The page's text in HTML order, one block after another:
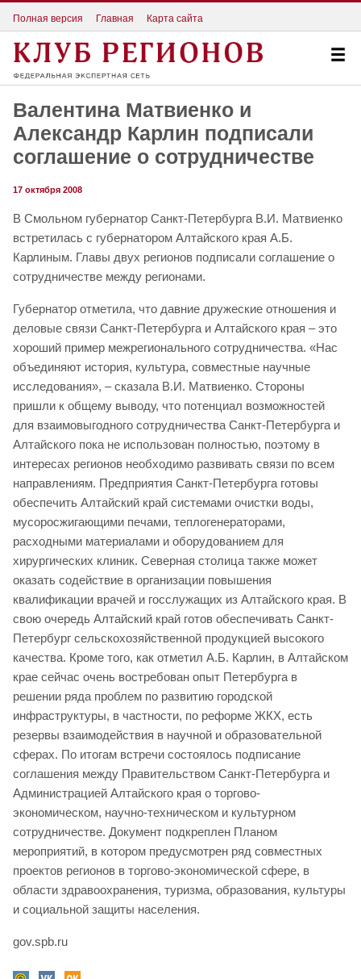
Полная версия Главная Карта сайта
Валентина Матвиенко и
Александр Карлин подписали
соглашение о сотрудничестве
17 октября 2008
В Смольном губернатор Санкт-Петербурга В.И. Матвиенко
встретилась с губернатором Алтайского края А.Б.
Карлиным. Главы двух регионов подписали соглашение о
сотрудничестве между регионами.
Губернатор отметила, что давние дружеские отношения и
деловые связи Санкт-Петербурга и Алтайского края – это
хороший пример межрегионального сотрудничества. «Нас
объединяют история, культура, совместные научные
исследования», – сказала В.И. Матвиенко. Стороны
пришли к общему выводу, что потенциал возможностей
для взаимовыгодного сотрудничества Санкт-Петербурга и
Алтайского пока не использован полностью, поэтому в
интересах регионов необходимо развивать связи по всем
направлениям. Предприятия Санкт-Петербурга готовы
обеспечить Алтайский край системами очистки воды,
мусоросжигающими печами, теплогенераторами,
расходными материалами и оборудованием для
хирургических клиник. Северная столица также может
оказать содействие в организации повышения
квалификации врачей и госслужащих из Алтайского края. В
свою очередь Алтайский край готов обеспечивать Санкт-
Петербург сельскохозяйственной продукцией высокого
качества. Кроме того, как отметил А.Б. Карлин, в Алтайском
крае сейчас очень востребован опыт Петербурга в
решении ряда проблем по развитию городской
инфраструктуры, в частности, по реформе ЖКХ, есть
резервы взаимодействия в научной и образовательной
сферах. По итогам встречи состоялось подписание
соглашения между Правительством Санкт-Петербурга и
Администрацией Алтайского края о торгово-
экономическом, научно-техническом и культурном
сотрудничестве. Документ подкреплен Планом
мероприятий, в котором предусмотрен ряд совместных
проектов регионов в торгово-экономической сфере, в
области здравоохранения, туризма, образования, культуры
и социальной защиты населения.
gov.spb.ru